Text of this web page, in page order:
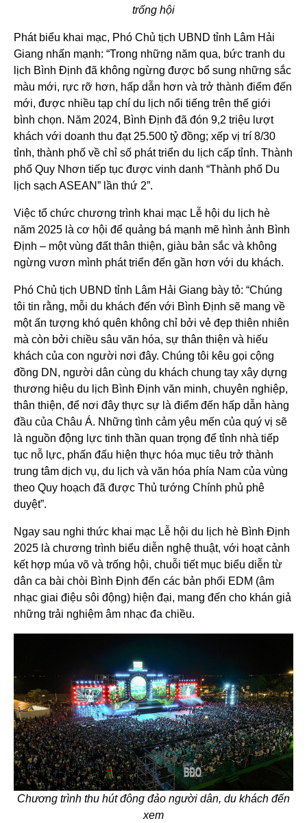
trống hội
Phát biểu khai mạc, Phó Chủ tịch UBND tỉnh Lâm Hải
Giang nhấn mạnh: “Trong những năm qua, bức tranh du
lịch Bình Định đã không ngừng được bổ sung những sắc
màu mới, rực rỡ hơn, hấp dẫn hơn và trở thành điểm đến
mới, được nhiều tạp chí du lịch nổi tiếng trên thế giới
bình chọn. Năm 2024, Bình Định đã đón 9,2 triệu lượt
khách với doanh thu đạt 25.500 tỷ đồng; xếp vị trí 8/30
tỉnh, thành phố về chỉ số phát triển du lịch cấp tỉnh. Thành
phố Quy Nhơn tiếp tục được vinh danh “Thành phố Du
lịch sạch ASEAN” lần thứ 2”.
Việc tổ chức chương trình khai mạc Lễ hội du lịch hè
năm 2025 là cơ hội để quảng bá mạnh mẽ hình ảnh Bình
Định – một vùng đất thân thiện, giàu bản sắc và không
ngừng vươn mình phát triển đến gần hơn với du khách.
Phó Chủ tịch UBND tỉnh Lâm Hải Giang bày tỏ: “Chúng
tôi tin rằng, mỗi du khách đến với Bình Định sẽ mang về
một ấn tượng khó quên không chỉ bởi vẻ đẹp thiên nhiên
mà còn bởi chiều sâu văn hóa, sự thân thiện và hiếu
khách của con người nơi đây. Chúng tôi kêu gọi cộng
đồng DN, người dân cùng du khách chung tay xây dựng
thương hiệu du lịch Bình Định văn minh, chuyên nghiệp,
thân thiện, để nơi đây thực sự là điểm đến hấp dẫn hàng
đầu của Châu Á. Những tình cảm yêu mến của quý vị sẽ
là nguồn động lực tinh thần quan trọng để tỉnh nhà tiếp
tục nỗ lực, phấn đấu hiện thực hóa mục tiêu trở thành
trung tâm dịch vụ, du lịch và văn hóa phía Nam của vùng
theo Quy hoạch đã được Thủ tướng Chính phủ phê
duyệt”.
Ngay sau nghi thức khai mạc Lễ hội du lịch hè Bình Định
2025 là chương trình biểu diễn nghệ thuật, với hoạt cảnh
kết hợp múa võ và trống hội, chuỗi tiết mục biểu diễn từ
dân ca bài chòi Bình Định đến các bản phối EDM (âm
nhạc giai điệu sôi động) hiện đại, mang đến cho khán giả
những trải nghiệm âm nhạc đa chiều.
Chương trình thu hút đông đảo người dân, du khách đến
xem